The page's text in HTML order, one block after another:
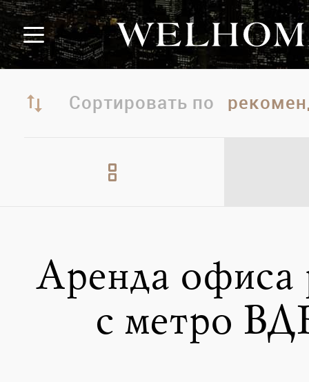
Сортировать по
Аренда офиса
с метро